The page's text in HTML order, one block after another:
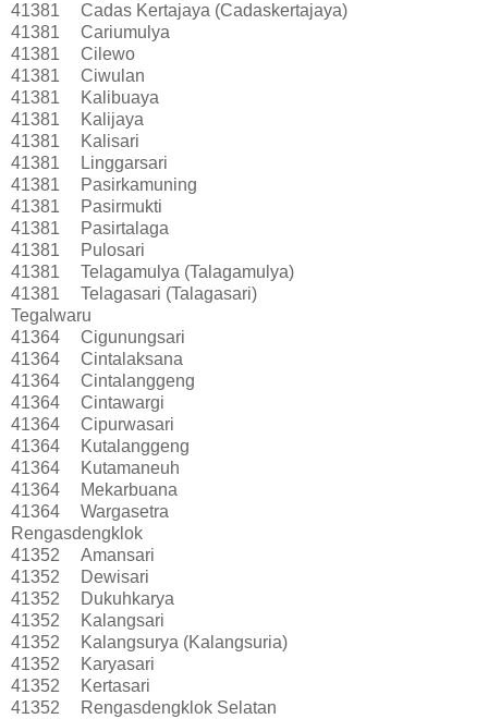
41381
Cadas Kertajaya (Cadaskertajaya)
41381
Cariumulya
41381
Cilewo
41381
Ciwulan
41381
Kalibuaya
41381
Kalijaya
41381
Kalisari
41381
Linggarsari
41381
Pasirkamuning
41381
Pasirmukti
41381
Pasirtalaga
41381
Pulosari
41381
Telagamulya (Talagamulya)
41381
Telagasari (Talagasari)
Tegalwaru
41364
Cigunungsari
41364
Cintalaksana
41364
Cintalanggeng
41364
Cintawargi
41364
Cipurwasari
41364
Kutalanggeng
41364
Kutamaneuh
41364
Mekarbuana
41364
Wargasetra
Rengasdengklok
41352
Amansari
41352
Dewisari
41352
Dukuhkarya
41352
Kalangsari
41352
Kalangsurya (Kalangsuria)
41352
Karyasari
41352
Kertasari
41352
Rengasdengklok Selatan